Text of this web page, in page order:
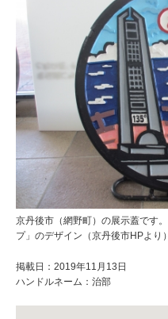
京丹後市（網野町）の展示蓋です
プ」のデザイン（京丹後市HPより）
掲載日：2019年11月13日
ハンドルネーム：治部